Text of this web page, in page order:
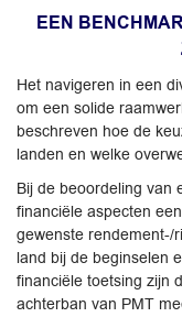
EEN
Het navigeren in een
om een solide
beschreven hoe de
landen en welke
Bij de beoordeling van
financiële aspecten
gewenste rendement-/
land bij de beginselen
financiële toetsing zijn
achterban van PMT